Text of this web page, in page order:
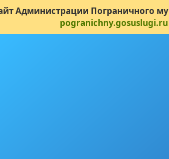
Администрации Пограничного
pogranichny.gosuslugi.ru